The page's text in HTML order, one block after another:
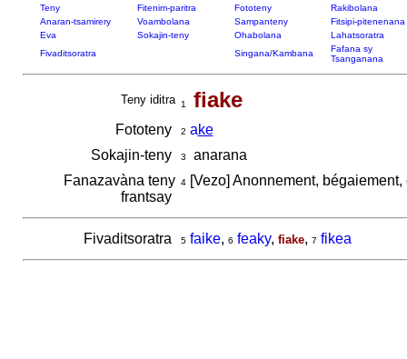
Teny Fitenim-paritra Fototeny
Rakibolana
Anaran-tsamirery
Voambolana Sampanteny
Fitsipi-pitenenana
Eva
Sokajin-teny Ohabolana
Lahatsoratra
Fivaditsoratra
Singana/Kambana
Fafana sy
Tsanganana
Teny iditra 1 fiake
Fototeny 2 ake
Sokajin-teny
3
anarana
Fanazavàna teny
frantsay
4[Vezo] Anonnement,
Fivaditsoratra 5 faike, 6 feaky, fiake, 7 fikea